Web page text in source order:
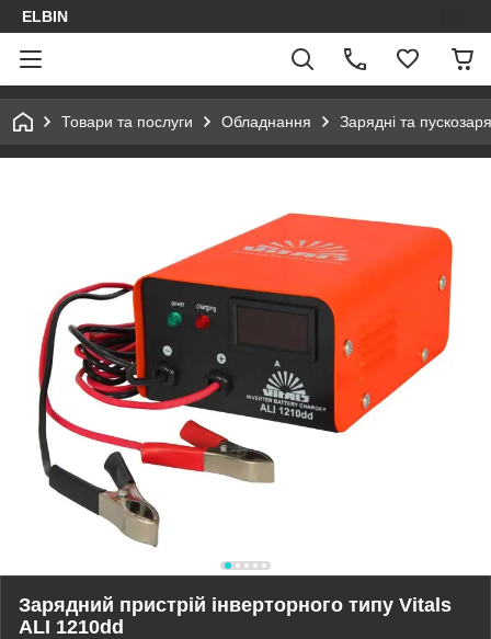
ELBIN
Товари та послуги Обладнання Зарядні та
Зарядний пристрій інверторного типу Vitals
ALI 1210dd